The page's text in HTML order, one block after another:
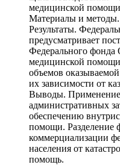
медицинской
Материалы и методы.
Результаты.
предусматривает
Федерального фонда
медицинской помощи,
объемов
их зависимости от
Выводы. Применение
административных
обеспечению
помощи. Разделение
коммерциализации
населения от
помощь.